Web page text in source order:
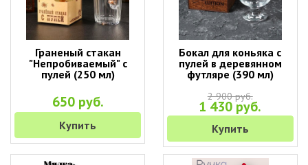
Граненый стакан
"Непробиваемый" с
пулей (250 мл)
650 руб.
Купить
Бокал для коньяка с
пулей в деревянном
футляре (390 мл)
2 900 руб.
1 430 руб.
Купить